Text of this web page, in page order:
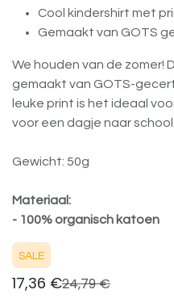
Cool kindershirt met
Gemaakt van GOTS
We houden van de zomer!
gemaakt van GOTS-
leuke print is het ideaal
voor een dagje naar school.
Gewicht: 50g
Materiaal:
- 100% organisch katoen
SALE
17,36 €24,79€